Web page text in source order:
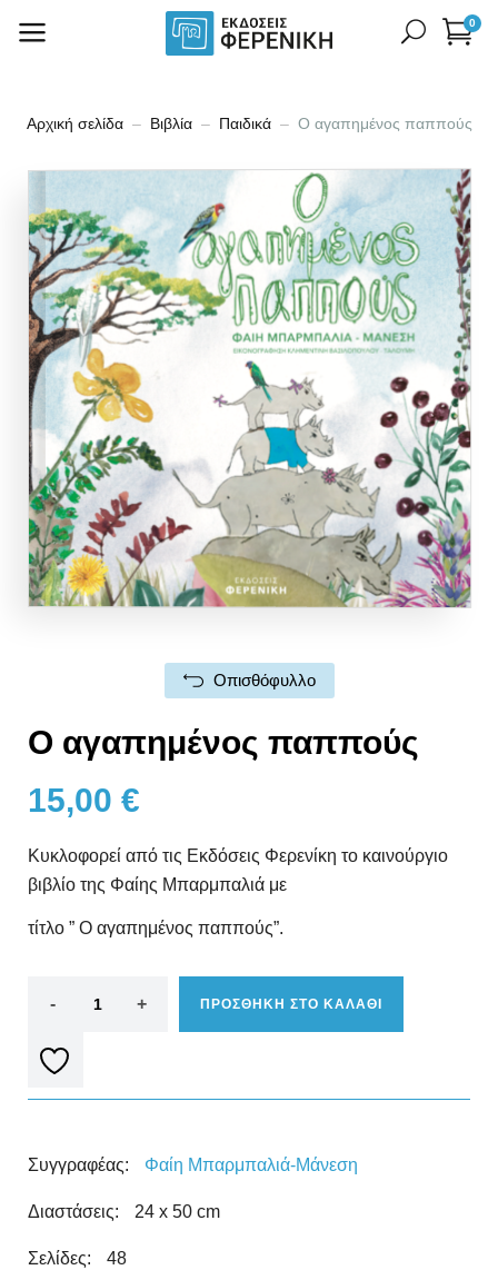
0
Αρχική σελίδα Βιβλία Παιδικά Ο αγαπημένος παππούς
Οπισθόφυλλο
Ο αγαπημένος παππούς
15,00 €
Κυκλοφορεί από τις Εκδόσεις Φερενίκη το καινούργιο
βιβλίο της Φαίης Μπαρμπαλιά με
τίτλο ” Ο αγαπημένος παππούς”.
ΠΡΟΣΘΗΚΗ ΣΤΟ ΚΑΛΑΘΙ
Συγγραφέας: Φαίη Μπαρμπαλιά-Μάνεση
Διαστάσεις: 24 x 50 cm
Σελίδες: 48